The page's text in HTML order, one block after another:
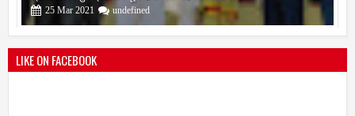
श्री मल्लिकार्जुन प्रशालेकडून उमाकांत गाढवे यांचा सत्कार
25 Mar 2021 undefined
LIKE ON FACEBOOK